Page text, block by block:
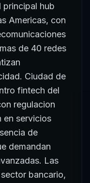
principal hub
Americas, con
de 40 redes
Ciudad de
fintech del
regulacion
en servicios
de
demandan
Las
bancario,